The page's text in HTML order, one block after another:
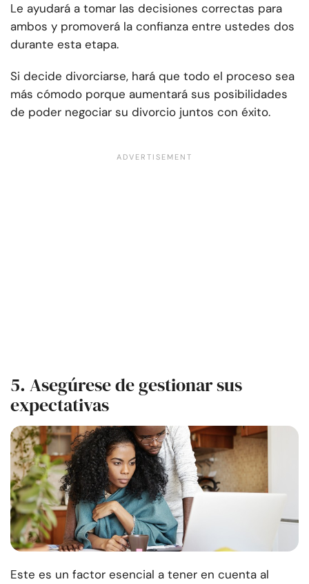
Le ayudará a tomar las decisiones correctas para
ambos y promoverá la confianza entre ustedes dos
durante esta etapa.
Si decide divorciarse, hará que todo el proceso sea
más cómodo porque aumentará sus posibilidades
de poder negociar su divorcio juntos con éxito.
5. Asegúrese de gestionar sus
expectativas
Este es un factor esencial a tener en cuenta al